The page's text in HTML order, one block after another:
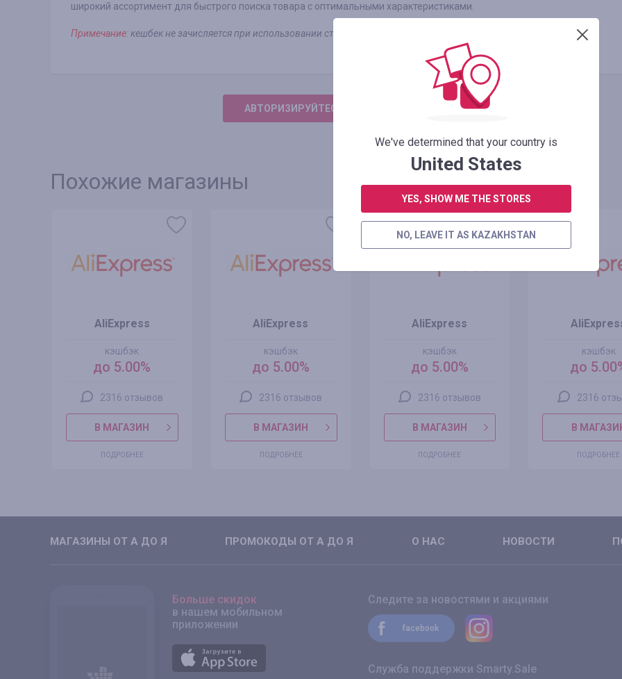
широкий ассортимент для быстрого поиска товара с оптимальными характеристиками.
Примечание:кешбек не зачисляется при использовании сторонних купонов или промокодов
АВТОРИЗИРУЙТЕСЬ, ЧТОБЫ ОСТАВИТЬ ОТЗЫВ
Похожие магазины
AliExpress
кэшбэк
до 5.00%
2316 отзывов
В МАГАЗИН
ПОДРОБНЕЕ
AliExpress
кэшбэк
до 5.00%
2316 отзывов
В МАГАЗИН
ПОДРОБНЕЕ
AliExpress
кэшбэк
до 5.00%
2316 отзывов
В МАГАЗИН
ПОДРОБНЕЕ
кэшбэк
до
2316
В
ПОДРОБНЕЕ
МАГАЗИНЫ ОТ А ДО Я ПРОМОКОДЫ ОТ А ДО Я О НАС НОВОСТИ
Больше скидок
в нашем мобильном
приложении
Следите за новостями и акциями
facebook
Служба поддержки Smarty.Sale
We've determined that your country is
United States
YES, SHOW ME THE STORES
NO, LEAVE IT AS KAZAKHSTAN